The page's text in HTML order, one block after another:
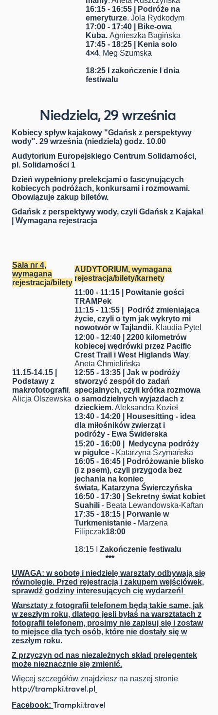
16:15 - 16:55 | Podróże na
emeryturze. Jola Rydkodym
17:00 - 17:40 | Bike-owa
Kuba. Agnieszka Bagińska
17:45 - 18:25 | Kenia solo
4×4. Meg Szumska
18:25 I zakończenie I dnia
festiwalu
Niedziela, 29 września
Kobiecy spływ kajakowy "Gdańsk z perspektywy
wody". 29 września (niedziela) godz. 10.00
Audytorium Europejskiego Centrum Solidarności,
pl. Solidarności 1
Dzień wypełniony prelekcjami o fascynujących
kobiecych podróżach, konkursami i rozmowami.
Obowiązuje zakup biletów.
Gdańsk z perspektywy wody, czyli Gdańsk z Kajaka!
| Wymagana rejestracja
Sala nr 4,
wymagana
rejestracja/bilety
AUDYTORIUM, wymagana
rejestracja/bilety/karnety
11:00 - 11:15 | Powitanie gości
TRAMPek
11:15 - 11:55 |
Podróż zmieniająca
życie, czyli o tym jak wykryto mi
nowotwór w Tajlandii. Klaudia Pytel
11.15-14.15 |
Podstawy z
makrofotografii.
Alicja Olszewska
12:00 - 12:40 | 2200 kilometrów
kobiecej wędrówki przez Pacific
Crest Trail i West Higlands Way.
Aneta Chmielińska
12:55 - 13:35 | Jak w podróży
stworzyć zespół do zadań
specjalnych, czyli krótka rozmowa
o samodzielnych wyjazdach z
dzieckiem. Aleksandra Kozieł
13:40 - 14:20 |
Housesitting - idea
dla miłośników zwierząt i
podróży - Ewa Świderska
15:20 - 16:00 | Medycyna podróży
w pigułce - Katarzyna Szymańska
16:05 - 16:45 |
Podróżowanie blisko
(i z psem), czyli przygoda bez
jechania na koniec
świata. Katarzyna Świerczyńska
16:50 - 17:30 | Sekretny świat kobiet
Suahili - Beata Lewandowska-Kaftan
17:35 - 18:15 | Porwanie w
Turkmenistanie - Marzena
Filipczak18:00
18:15 I Zakończenie festiwalu
***
UWAGA: w sobotę i niedzielę warsztaty odbywają się
równolegle. Przed rejestracją i zakupem wejściówek,
sprawdź godziny interesujących cię wydarzeń!
Warsztaty z fotografii telefonem będą takie same, jak
w zeszłym roku, dlatego jesli byłaś na warsztatach z
fotografii telefonem, prosimy nie zapisuj się i zostaw
to miejsce dla tych osób, które nie dostały się w
zeszłym roku.
Z przyczyn od nas niezależnych skład prelegentek
może nieznacznie się zmienić.
Więcej szczegółów znajdziesz na naszej stronie
http://trampki.travel.pl
Facebook: Trampki.travel